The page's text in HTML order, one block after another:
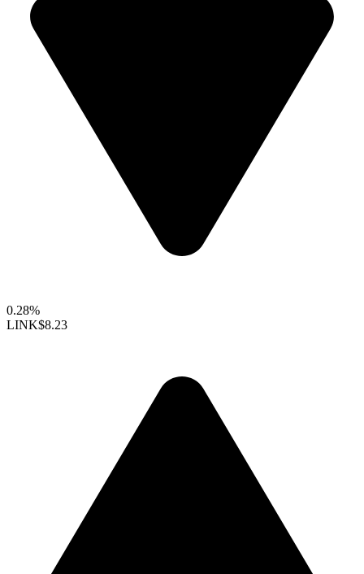
0.28%
LINK$8.23